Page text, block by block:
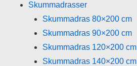
Skummadrasser
Skummadras 80×200 cm
Skummadras 90×200 cm
Skummadras 120×200 cm
Skummadras 140×200 cm